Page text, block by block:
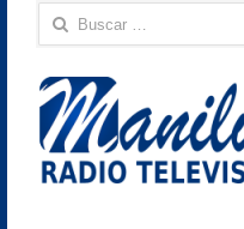
Buscar: